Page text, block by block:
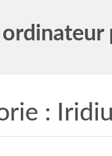
: